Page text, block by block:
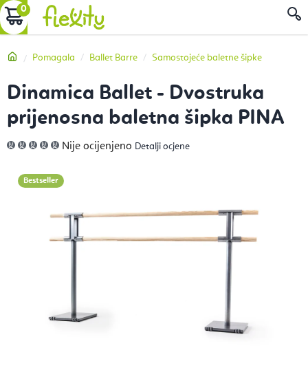
Preskoči
na
KOŠARICA
Početna
Pomagala Ballet Barre Samostojeće baletne šipke
Dinamica Ballet - Dvostruka
prijenosna baletna šipka PINA
Prosječna
ocjena
0,0
od
Nije ocijenjeno Detalji ocjene
Bestseller